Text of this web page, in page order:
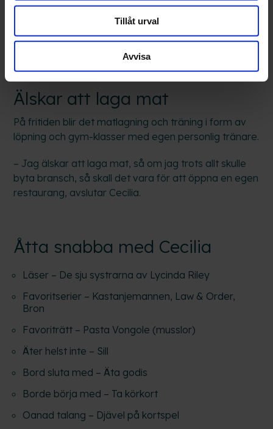
Tillåt urval
Avvisa
– Om fem år? Kan inte se mig på något annat ställe
jobba kvar inom vården, säger hon.
Älskar att laga mat
På fritiden blir det matlagning och träning i form av
löpning och gym-klasser med egen personlig tränare.
– Jag älskar att laga mat, så om jag trots allt skulle
byta bransch, så skall det vara för att öppna en egen
restaurang, avslutar Cecilia.
Åtta snabba med Cecilia
Läser – De sju systrarna av Lycinda Riley
Favoritserier – Kastanjemannen, Law & Order,
Bron
Favoriträtt – Pasta Vongole (musslor)
Äter helst inte – Sill
Bord sluta med – Äta godis
Borde börja med – Ta körkort
Oanad talang – Djävel på kortspel